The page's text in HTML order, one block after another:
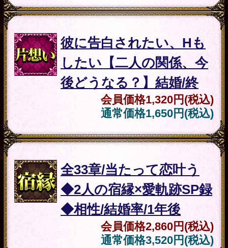
ださい。
占い結果について
最初に購入された日を含め10日間閲
覧が可能です。ご購入した際に送信
されます注文受付自動配信メールを
ご確認いただき、そちらに記載され
ておりますURLより閲覧することが
可能です。ご購入した占い結果をデ
ータとして保存しておくことはでき
ませんので、10日間を超えて保存さ
れたい場合は別途プリントアウト等
されることを推奨いたします。
れておりますのでご確認ください。
この占い番組は、次の環境でご利用
ください。
＜OS＞
Android 5.0以降
iOS 10.0以降
OSに標準搭載されているブラウ